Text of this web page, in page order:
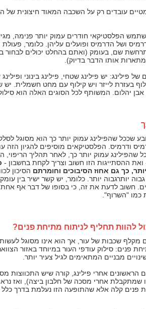
עובדים רק על השכבה המאוד חיצונית של
הפלסטיקאי חודרים עמוק יותר פנימה,
ושל הדרמיס ופועלים עליהן. כלומר, פעולת
שם, בעומק (ואתם בהחלט יכולים לבחור
אותו הדבר בדיוק).
פילינג: יש פילינג שטחי, פילינג בינוני
בעזרת לייזר ויש קילוף עם מחט חשמלית. יש
אבן יהלום. המשותף לכל הסוגים האלה הוא
שככל שהפילינג עמוק יותר כך הוא מסוגל
ודרמיס. הפלסטיקאים מוסיפים להגיון הזה
שהפילינג עמוק יותר כך, לאחר תהליך הריפוי,
ההסתייגות הזו חשוב וצריך לקחת בחשבון -
כך גם אחוז הסיבוכים וחומרתם הסיכון
יותרגבוה יותר. כלומר, יש קשר ישיר בין
חשוב לדעת את זה, כי בסופו של דבר אף
כמו "השרוף".
להוות תחליף לניתוח מתיחת פנים?
מקלף שכבות של עור, אך הוא אינו מסוגל
פנים: סילוק עודפי העור במיוחד באזור
מבניים המתאימים לגיל צעיר יותר.
הראשונים אחרי פילינג, קורה שיש התכווצות
שמתקבלת אחרי מסכה של חלבון ביצה), ואז